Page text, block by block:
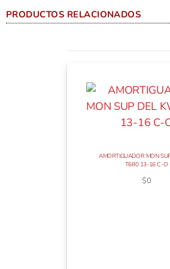
PRODUCTOS RELACIONADOS
AMORTIGUADOR MON
T680 13-16 C-O
$0